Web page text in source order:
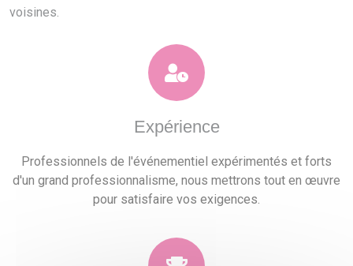
voisines.
Expérience
Professionnels de l'événementiel expérimentés et forts
d'un grand professionnalisme, nous mettrons tout en œuvre
pour satisfaire vos exigences.